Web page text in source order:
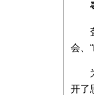
会、
开了